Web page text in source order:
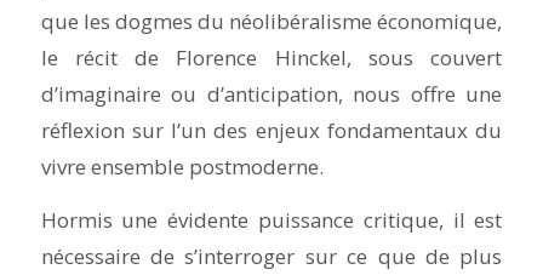
que les dogmes du néolibéralisme économique,
le récit de Florence Hinckel, sous couvert
d’imaginaire ou d’anticipation, nous offre une
réflexion sur l’un des enjeux fondamentaux du
vivre ensemble postmoderne.
Hormis une évidente puissance critique, il est
nécessaire de s’interroger sur ce que de plus